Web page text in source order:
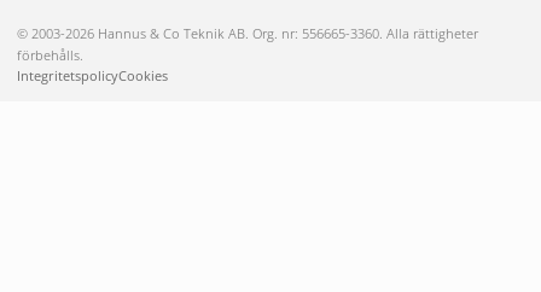
© 2003-2026 Hannus & Co Teknik AB. Org. nr: 556665-3360. Alla rättigheter
förbehålls.
IntegritetspolicyCookies